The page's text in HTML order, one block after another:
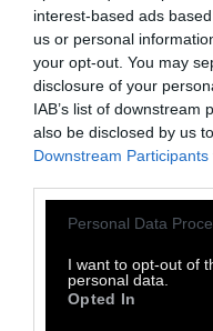
interest-based ads
us or personal
your opt-out. You may
disclosure of your
IAB’s list of downstream
also be disclosed by us
Downstream Participants
Personal Data
I want to opt-out of
personal data.
Opted In